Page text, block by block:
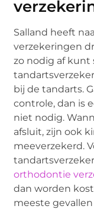
Salland heeft
verzekeringen
zo nodig af kunt
bij de tandarts.
controle, dan is
niet nodig.
afsluit, zijn ook
meeverzekerd.
orthodontie
dan worden
meeste